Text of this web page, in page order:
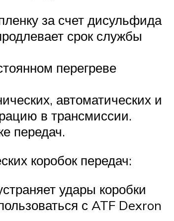
за счет дисульфида
срок службы
перегреве
автоматических и
в трансмиссии.
передач.
коробок передач:
удары коробки
с ATF Dexron